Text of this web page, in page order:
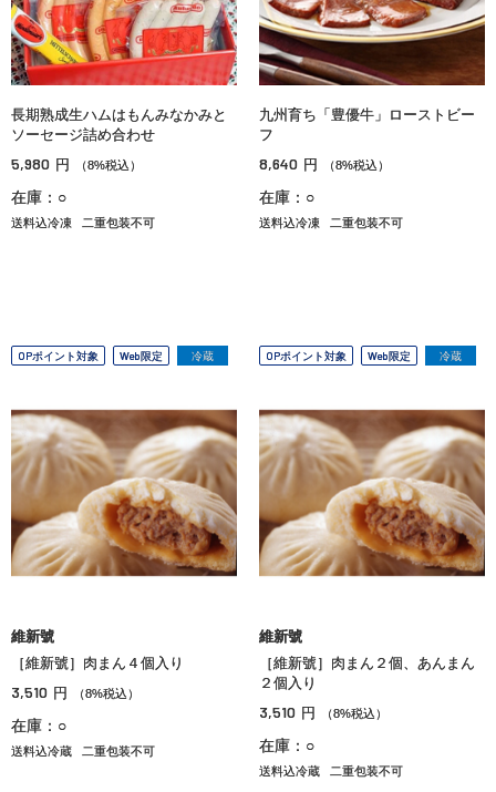
長期熟成生ハムはもんみなかみと
ソーセージ詰め合わせ
5,980 円 （8%税込）
在庫：○
送料込冷凍 二重包装不可
九州育ち「豊優牛」ローストビー
フ
8,640 円 （8%税込）
在庫：○
送料込冷凍 二重包装不可
OPポイント対象 Web限定 冷蔵
維新號
［維新號］肉まん４個入り
3,510 円 （8%税込）
在庫：○
送料込冷蔵 二重包装不可
OPポイント対象 Web限定 冷蔵
維新號
［維新號］肉まん２個、あんまん
２個入り
3,510 円 （8%税込）
在庫：○
送料込冷蔵 二重包装不可